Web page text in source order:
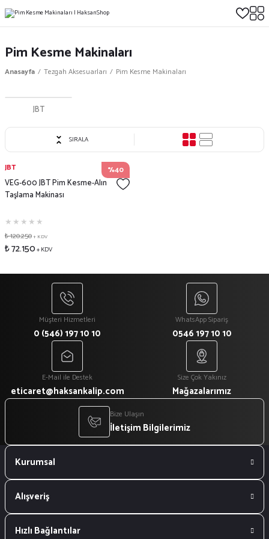
Pim Kesme Makinaları
Anasayfa Tezgah Aksesuarları Pim Kesme Makinaları
JBT
SIRALA
%40
JBT
VEG-600 JBT Pim Kesme-Alın
Taşlama Makinası
₺ 120.250+ KDV
₺ 72.150+ KDV
Müşteri Hizmetleri
0 (546) 197 10 10
WhatsApp Sipariş
0546 197 10 10
E-Mail ile Destek
eticaret@haksankalip.com
Size Çok Yakınız
Mağazalarımız
Bize Ulaşın
İletişim Bilgilerimiz
Kurumsal
Alışveriş
Hızlı Bağlantılar